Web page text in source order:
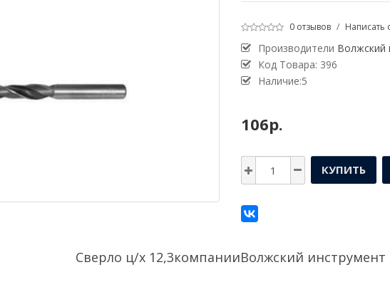
0 отзывов / Написать
Производители Волжский
Код Товара: 396
Наличие:5
106р.
КУПИТЬ
Сверло ц/х 12,3компанииВолжский инструмент